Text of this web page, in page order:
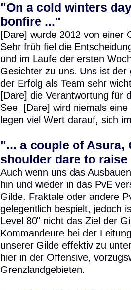
"On a cold winters
bonfire ..."
[Dare] wurde 2012 von einer
Sehr früh fiel die
und im Laufe der ersten
Gesichter zu uns. Uns ist der
der Erfolg als Team sehr
[Dare] die Verantwortung für
See. [Dare] wird niemals
legen viel Wert darauf, sich
"... a couple of Asura,
shoulder dare to
Auch wenn uns das
hin und wieder in das PvE
Gilde. Fraktale oder andere
gelegentlich bespielt, jedoch
Level 80" nicht das Ziel der
Kommandeure bei der
unserer Gilde effektiv zu
hier in der Offensive,
Grenzlandgebieten.